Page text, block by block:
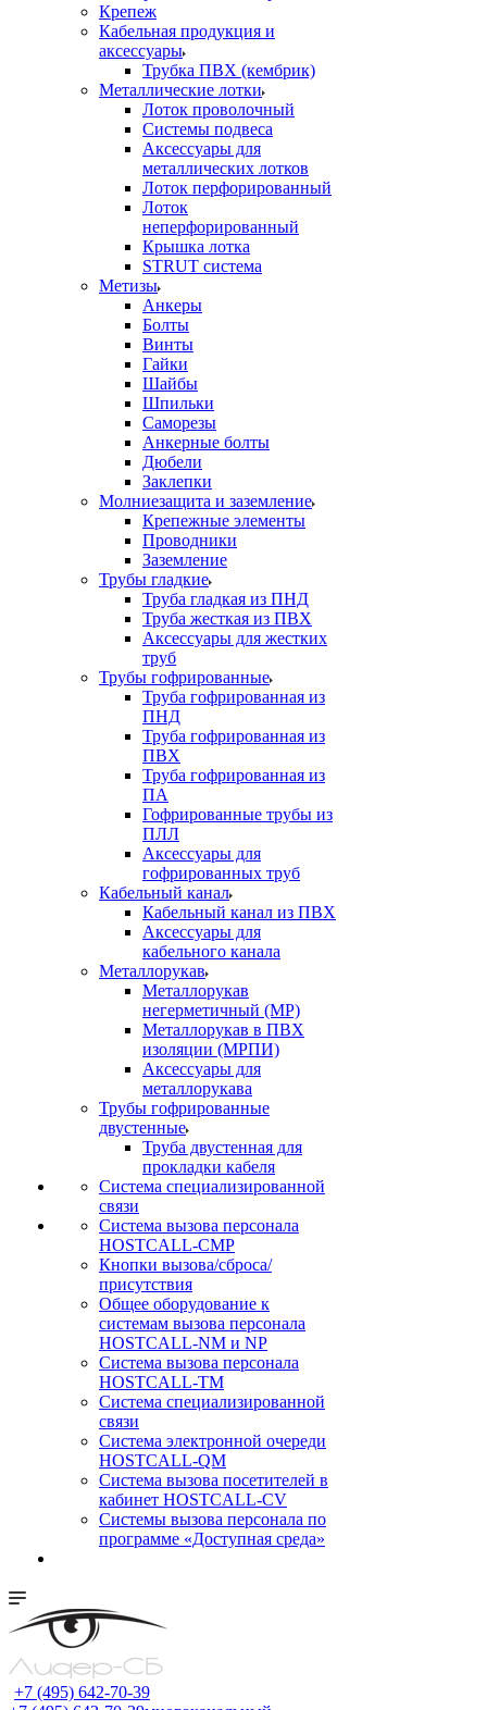
Крепеж
Кабельная продукция и
аксессуары
Трубка ПВХ (кембрик)
Металлические лотки
Лоток проволочный
Системы подвеса
Аксессуары для
металлических лотков
Лоток перфорированный
Лоток
неперфорированный
Крышка лотка
STRUT система
Метизы
Анкеры
Болты
Винты
Гайки
Шайбы
Шпильки
Саморезы
Анкерные болты
Дюбели
Заклепки
Молниезащита и заземление
Крепежные элементы
Проводники
Заземление
Трубы гладкие
Труба гладкая из ПНД
Труба жесткая из ПВХ
Аксессуары для жестких
труб
Трубы гофрированные
Труба гофрированная из
ПНД
Труба гофрированная из
ПВХ
Труба гофрированная из
ПА
Гофрированные трубы из
ПЛЛ
Аксессуары для
гофрированных труб
Кабельный канал
Кабельный канал из ПВХ
Аксессуары для
кабельного канала
Металлорукав
Металлорукав
негерметичный (МР)
Металлорукав в ПВХ
изоляции (МРПИ)
Аксессуары для
металлорукава
Трубы гофрированные
двустенные
Труба двустенная для
прокладки кабеля
Система специализированной
связи
Cистема вызова персонала
HOSTCALL-CMP
Кнопки вызова/сброса/
присутствия
Общее оборудование к
системам вызова персонала
HOSTCALL-NM и NP
Система вызова персонала
HOSTCALL-TM
Система специализированной
связи
Система электронной очереди
HOSTCALL-QM
Cистема вызова посетителей в
кабинет HOSTCALL-CV
Системы вызова персонала по
программе «Доступная среда»
+7 (495) 642-70-39